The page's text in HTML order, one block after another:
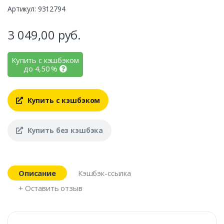
Артикул: 9312794
3 049,00 руб.
Купить с кэшбэком
до 4,50%
Купить с кэшбэком
Купить без кэшбэка
Описание
Кэшбэк-ссылка
+ Оставить отзыв